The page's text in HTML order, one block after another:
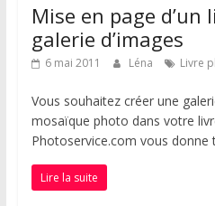
Mise en page d’un
galerie d’images
6 mai 2011 Léna Livre
Vous souhaitez créer une
mosaïque photo dans votre
Photoservice.com vous donne
Lire la suite